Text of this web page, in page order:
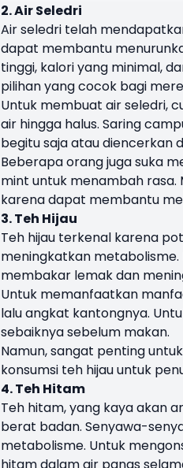
2. Air Seledri
Air seledri telah
dapat membantu
tinggi, kalori yang minimal,
pilihan yang cocok bagi
Untuk membuat air seledri,
air hingga halus. Saring
begitu saja atau diencerkan
Beberapa orang juga suka
mint untuk menambah rasa.
karena dapat membantu
3. Teh Hijau
Teh hijau terkenal karena
meningkatkan
membakar lemak dan
Untuk memanfaatkan
lalu angkat kantongnya.
sebaiknya sebelum makan.
Namun, sangat penting
konsumsi teh hijau untuk
4. Teh Hitam
Teh hitam, yang kaya akan
berat badan. Senyawa-
metabolisme. Untuk
hitam dalam air panas